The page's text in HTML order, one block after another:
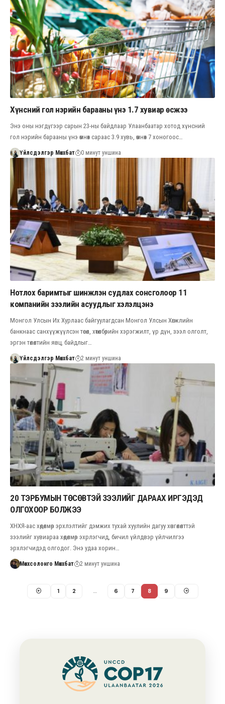
Хүнсний гол нэрийн барааны үнэ 1.7 хувиар өсжээ
Энэ оны нэгдүгээр сарын 23-ны байдлаар Улаанбаатар хотод хүнсний
гол нэрийн барааны үнэ өмнөх сараас 3.9 хувь, өмнөх 7 хоногоос…
Үйлсдэлгэр Мөнхбат 0 минут уншина
Нотлох баримтыг шинжлэн судлах сонсголоор 11
компанийн зээлийн асуудлыг хэлэлцэнэ
Монгол Улсын Их Хурлаас байгуулагдсан Монгол Улсын Хөгжлийн
банкнаас санхүүжүүлсэн төсөл, хөтөлбөрийн хэрэгжилт, үр дүн, зээл олголт,
эргэн төлөлтийн явц, байдлыг…
Үйлсдэлгэр Мөнхбат 2 минут уншина
20 ТЭРБУМЫН ТӨСӨВТЭЙ ЗЭЭЛИЙГ ДАРААХ ИРГЭДЭД
ОЛГОХООР БОЛЖЭЭ
ХНХЯ-аас хөдөлмөр эрхлэлтийг дэмжих тухай хуулийн дагуу хөнгөлөлттэй
зээлийг хувиараа хөдөлмөр эхрлэгчид, бичил үйлдвэр үйлчилгээ
эрхлэгчидэд олгодог. Энэ удаа хорин…
Мөнхсолонго Мөнхбат 2 минут уншина
1 2 … 6 7 8 9